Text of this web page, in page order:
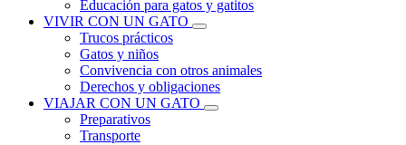
Educación para gatos y gatitos
VIVIR CON UN GATO
Trucos prácticos
Gatos y niños
Convivencia con otros animales
Derechos y obligaciones
VIAJAR CON UN GATO
Preparativos
Transporte